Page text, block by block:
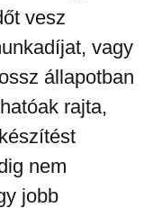
vesz
vagy
állapotban
rajta,
nem
jobb